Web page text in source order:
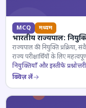
MCQ मध्यम
भारतीय राज्यपाल:
राज्यपाल की नियुक्ति
राज्य परीक्षार्थियों के लिए
नियुक्तियाँ और इस्तीफे प्रश्नोत्तरी
क्विज़ लें